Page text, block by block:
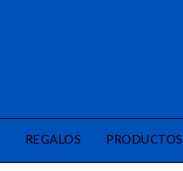
REGALOS PRODUCTOS